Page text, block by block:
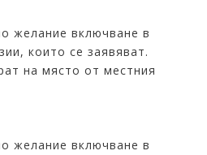
желание включване в
които се заявяват.
на място от местния
желание включване в